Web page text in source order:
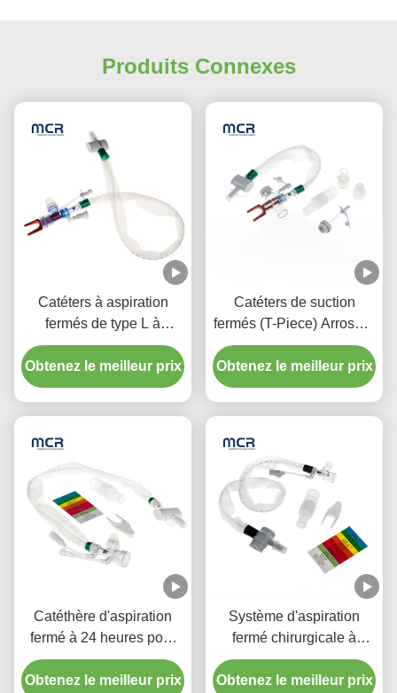
Produits Connexes
Catéters à aspiration
fermés de type L à
rinçage automatique 10 à
72 heures Coude pivotant
double pour l'hôpital
Obtenez le meilleur prix
Catéters de suction
fermés (T-Piece) Arroseur
automatique 72H Pour
adulte
Obtenez le meilleur prix
Catéthère d'aspiration
fermé à 24 heures pour
enfant avec trois
connecteurs en pièce Y
Obtenez le meilleur prix
Système d'aspiration
fermé chirurgicale à
usage unique Nouveaux-
nés/pédiatrie-coudes
Obtenez le meilleur prix